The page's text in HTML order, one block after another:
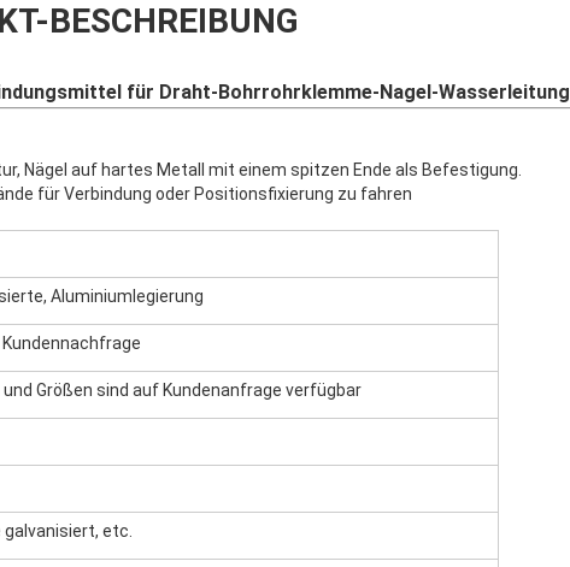
BESCHREIBUNG
für Draht-Bohrrohrklemme-Nagel-Wasserleitung
Nägel auf hartes Metall mit einem spitzen Ende als Befestigung.
für Verbindung oder Positionsfixierung zu fahren
Aluminiumlegierung
Größen sind auf Kundenanfrage verfügbar
etc.